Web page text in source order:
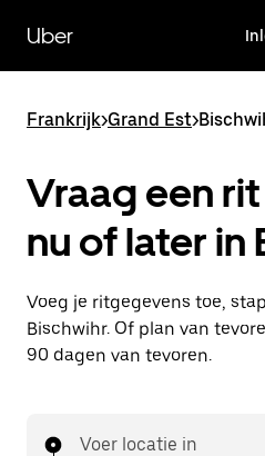
naar
hoofdinhoud
Uber
Frankrijk>Grand Est>
Vraag een
nu of later in
Voeg je ritgegevens toe,
Bischwihr. Of plan van
90 dagen van tevoren.
Voer locatie in